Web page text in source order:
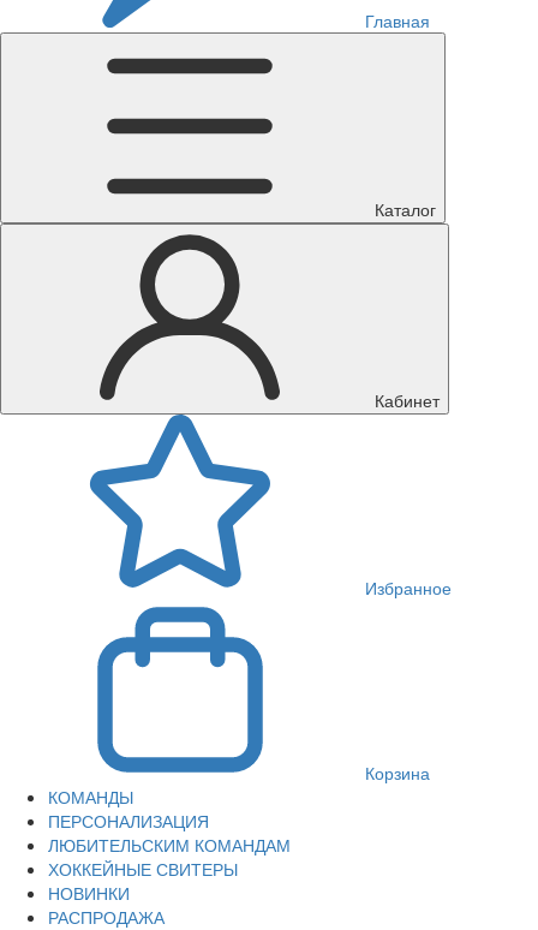
Главная
Каталог
Кабинет
Избранное
Корзина
КОМАНДЫ
ПЕРСОНАЛИЗАЦИЯ
ЛЮБИТЕЛЬСКИМ КОМАНДАМ
ХОККЕЙНЫЕ СВИТЕРЫ
НОВИНКИ
РАСПРОДАЖА